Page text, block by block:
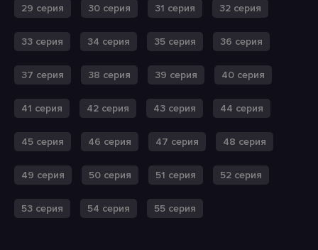
29 серия 30 серия 31 серия 32 серия
33 серия 34 серия 35 серия 36 серия
37 серия 38 серия 39 серия 40 серия
41 серия 42 серия 43 серия 44 серия
45 серия 46 серия 47 серия 48 серия
49 серия 50 серия 51 серия 52 серия
53 серия 54 серия 55 серия